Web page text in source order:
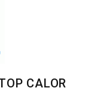
CALOR